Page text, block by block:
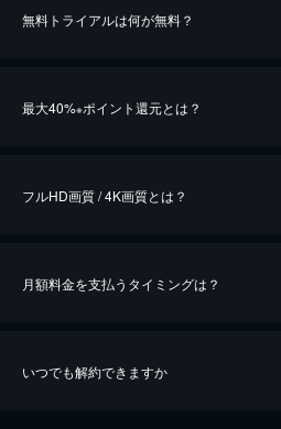
無料トライアルは何が無料？
最大40%※ポイント還元とは？
※40％ポイント還元の対象は、クレジットカード決
フルHD画質 / 4K画質とは？
月額料金を支払うタイミングは？
いつでも解約できますか